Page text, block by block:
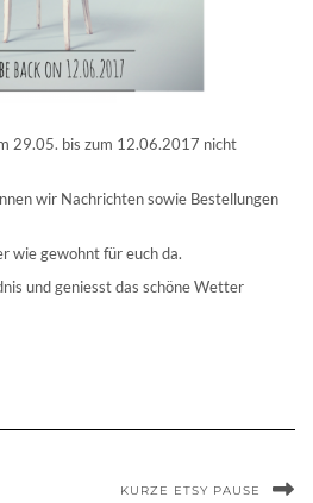
29.05. bis zum 12.06.2017 nicht
wir Nachrichten sowie Bestellungen
wie gewohnt für euch da.
und geniesst das schöne Wetter
KURZE ETSY PAUSE